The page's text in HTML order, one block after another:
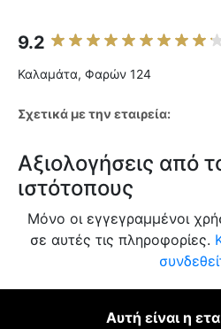
9.2
Καλαμάτα, Φαρών 124
Σχετικά με την εταιρεία:
Αξιολογήσεις από
ιστότοπους
Μόνο οι εγγεγραμμένοι
σε αυτές τις πληροφορίες.
Αυτή είναι η